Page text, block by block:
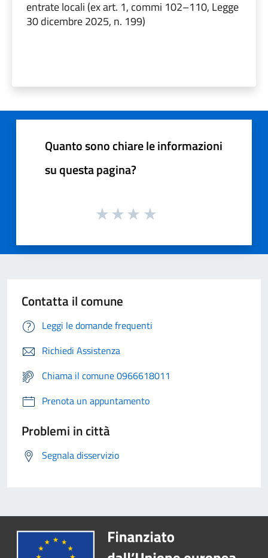
entrate locali (ex art. 1, commi 102–110, Legge
30 dicembre 2025, n. 199)
Quanto sono chiare le informazioni
su questa pagina?
Contatta il comune
Leggi le domande frequenti
Richiedi Assistenza
Chiama il comune 0966618011
Prenota un appuntamento
Problemi in città
Segnala disservizio